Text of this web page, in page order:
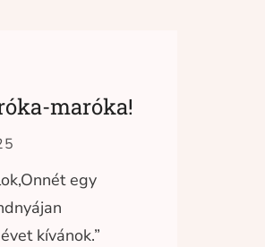
maróka!
egy
évet kívánok.”